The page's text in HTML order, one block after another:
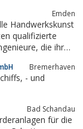
Emden
Handwerkskunst
qualifizierte
Bremerhaven
Bad Schandau
für die